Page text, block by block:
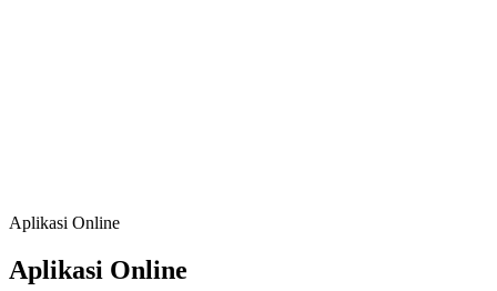
Aplikasi Online
Aplikasi Online